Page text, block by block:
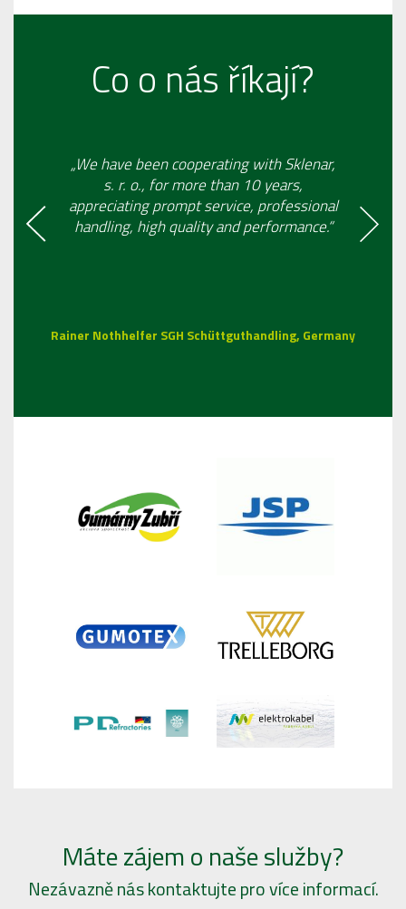
Co o nás říkají?
„We have been cooperating with Sklenar,
s. r. o., for more than 10 years,
appreciating prompt service, professional
handling, high quality and performance.“
Rainer Nothhelfer SGH Schüttguthandling, Germany
Máte zájem o naše služby?
Nezávazně nás kontaktujte pro více informací.